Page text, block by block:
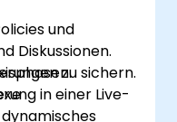
und
zu sichern.
Diskussionen.
in einer Live-